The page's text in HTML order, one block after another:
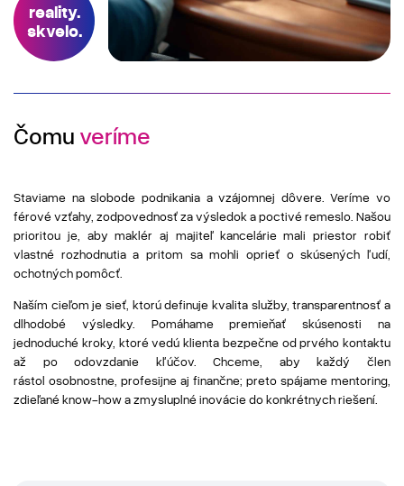
reality.
skvelo.
Čomu veríme
Staviame na slobode podnikania a vzájomnej dôvere. Veríme vo
férové vzťahy, zodpovednosť za výsledok a poctivé remeslo. Našou
prioritou je, aby maklér aj majiteľ kancelárie mali priestor robiť
vlastné rozhodnutia a pritom sa mohli oprieť o skúsených ľudí,
ochotných pomôcť.
Naším cieľom je sieť, ktorú definuje kvalita služby, transparentnosť a
dlhodobé výsledky. Pomáhame premieňať skúsenosti na
jednoduché kroky, ktoré vedú klienta bezpečne od prvého kontaktu
až po odovzdanie kľúčov. Chceme, aby každý člen
rástol osobnostne, profesijne aj finančne; preto spájame mentoring,
zdieľané know-how a zmysluplné inovácie do konkrétnych riešení.